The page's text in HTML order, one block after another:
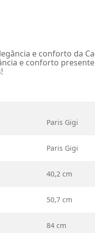
e conforto da
e conforto
Paris Gigi
Paris Gigi
40,2 cm
50,7 cm
84 cm